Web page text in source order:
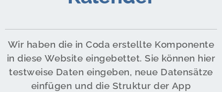
Wir haben die in Coda erstellte Komponente
in diese Website eingebettet. Sie können hier
testweise Daten eingeben, neue Datensätze
einfügen und die Struktur der App